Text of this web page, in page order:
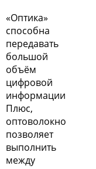
«Оптика»
способна
передавать
большой
объём
цифровой
информации
Плюс,
оптоволокно
позволяет
выполнить
между